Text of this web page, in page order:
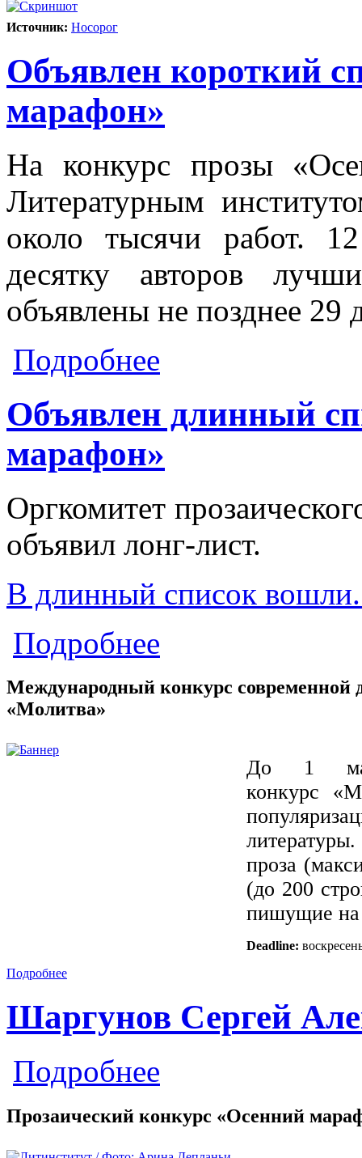
Источник: Носорог
Объявлен короткий
марафон»
На конкурс прозы
Литературным
около тысячи работ.
десятку авторов
объявлены не позднее 29
Подробнее
Объявлен длинный
марафон»
Оргкомитет
объявил лонг-лист.
В длинный список
Подробнее
Международный конкурс современной
«Молитва»
До 1
конкурс
проза
(до 200
пишущие на
Deadline:
Подробнее
Шаргунов Сергей
Подробнее
Прозаический конкурс «Осенний